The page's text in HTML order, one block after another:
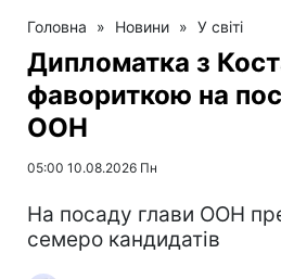
Головна » Новини » У світі
Дипломатка з
фавориткою на
ООН
05:00 10.08.2026 Пн
На посаду глави ООН
семеро кандидатів